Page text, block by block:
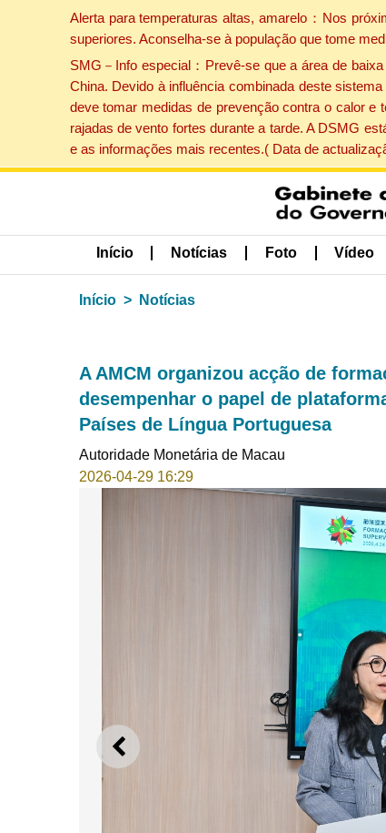
Alerta para temperaturas altas, amarelo：Nos
superiores. Aconselha-se à população que tome
SMG－Info especial：Prevê-se que a área de
China. Devido à influência combinada deste
deve tomar medidas de prevenção contra o calor e
rajadas de vento fortes durante a tarde. A DSMG
e as informações mais recentes.( Data de
Início Notícias Foto Vídeo
Início Notícias
A AMCM organizou acção de
desempenhar o papel de
Países de Língua Portuguesa
Autoridade Monetária de Macau
2026-04-29 16:29
ANTERIOR